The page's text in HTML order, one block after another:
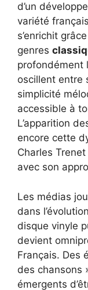
d’un
variété
s’enrichit
genres
profondément
oscillent entre
simplicité
accessible à
L’apparition
encore cette
Charles
avec son
Les médias
dans
disque vinyle
devient
Français. Des
des chansons
émergents